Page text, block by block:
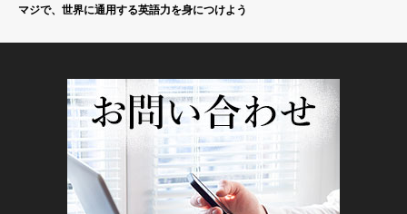
マジで、世界に通用する英語力を身につけよう